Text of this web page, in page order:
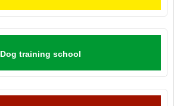
Dog training school